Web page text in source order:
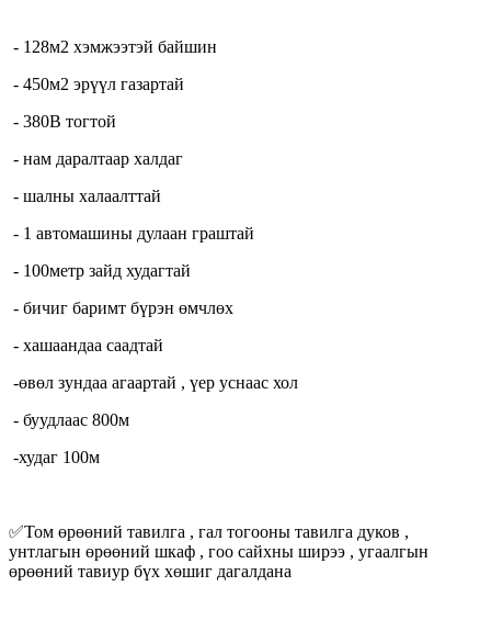
- 128м2 хэмжээтэй байшин
- 450м2 эрүүл газартай
- 380В тогтой
- нам даралтаар халдаг
- шалны халаалттай
- 1 автомашины дулаан граштай
- 100метр зайд худагтай
- бичиг баримт бүрэн өмчлөх
- хашаандаа саадтай
-өвөл зундаа агаартай , үер уснаас хол
- буудлаас 800м
-худаг 100м
✅Том өрөөний тавилга , гал тогооны тавилга дуков ,
унтлагын өрөөний шкаф , гоо сайхны ширээ , угаалгын
өрөөний тавиур бүх хөшиг дагалдана